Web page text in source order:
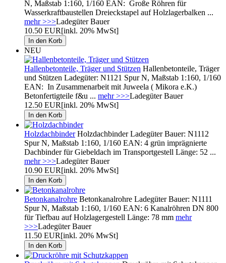
N, Maßstab 1:160, 1/160 EAN: Große Röhren für
Wasserkraftbaustellen Dreieckstapel auf Holzlagerbalken ...
mehr >>>Ladegüter Bauer
10.50 EUR[inkl. 20% MwSt]
NEU
Hallenbetonteile, Träger und Stützen Hallenbetonteile, Träger
und Stützen Ladegüter: N1121 Spur N, Maßstab 1:160, 1/160
EAN: In Zusammenarbeit mit Juweela ( Mikora e.K.)
Betonfertigteile f&u ... mehr >>>Ladegüter Bauer
12.50 EUR[inkl. 20% MwSt]
HolzdachbinderHolzdachbinder Ladegüter Bauer: N1112
Spur N, Maßstab 1:160, 1/160 EAN: 4 grün imprägnierte
Dachbinder für Giebeldach im Transportgestell Länge: 52 ...
mehr >>>Ladegüter Bauer
10.90 EUR[inkl. 20% MwSt]
Betonkanalrohre Betonkanalrohre Ladegüter Bauer: N1111
Spur N, Maßstab 1:160, 1/160 EAN: 6 Kanalröhren DN 800
für Tiefbau auf Holzlagergestell Länge: 78 mm mehr
>>>Ladegüter Bauer
11.50 EUR[inkl. 20% MwSt]